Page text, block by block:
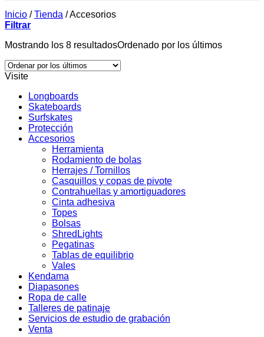
Inicio / Tienda /Accesorios
Filtrar
Mostrando los 8 resultadosOrdenado por los últimos
Visite
Longboards
Skateboards
Surfskates
Protección
Accesorios
Herramienta
Rodamiento de bolas
Herrajes / Tornillos
Casquillos y copas de pivote
Contrahuellas y amortiguadores
Cinta adhesiva
Topes
Bolsas
ShredLights
Pegatinas
Tablas de equilibrio
Vales
Kendama
Diapasones
Ropa de calle
Talleres de patinaje
Servicios de estudio de grabación
Venta